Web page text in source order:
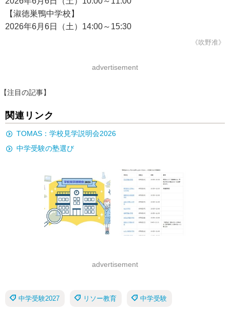
【淑徳巣鴨中学校】
2026年6月6日（土）14:00～15:30
《吹野准》
advertisement
【注目の記事】
関連リンク
TOMAS：学校見学説明会2026
中学受験の塾選び
advertisement
中学受験2027 リソー教育 中学受験